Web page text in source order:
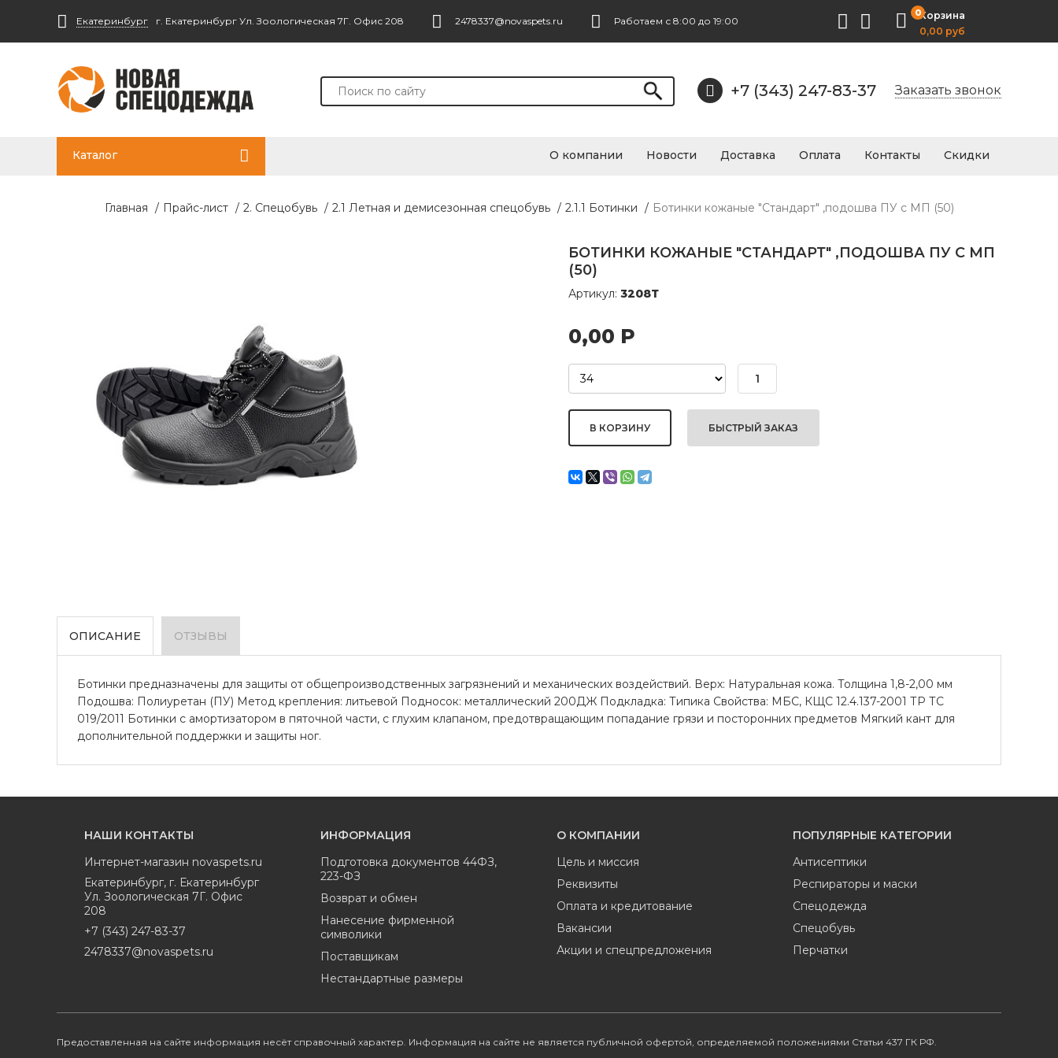
Екатеринбург г. Екатеринбург Ул. Зоологическая 7Г. Офис 208 2478337@novaspets.ru Работаем с 8:00 до 19:00
0Корзина
0,00 руб
+7 (343) 247-83-37 Заказать звонок
Каталог О компании Новости Доставка Оплата Контакты Скидки
Главная / Прайс-лист / 2. Спецобувь / 2.1 Летная и демисезонная спецобувь / 2.1.1 Ботинки / Ботинки кожаные "Стандарт" ,подошва ПУ с МП (50)
БОТИНКИ КОЖАНЫЕ "СТАНДАРТ" ,ПОДОШВА ПУ С МП
(50)
Артикул: 3208Т
0,00 Р
БЫСТРЫЙ ЗАКАЗ
ОПИСАНИЕ ОТЗЫВЫ
Ботинки предназначены для защиты от общепроизводственных загрязнений и механических воздействий. Верх: Натуральная кожа. Толщина 1,8-2,00 мм
Подошва: Полиуретан (ПУ) Метод крепления: литьевой Подносок: металлический 200ДЖ Подкладка: Типика Свойства: МБС, КЩС 12.4.137-2001 ТР ТС
019/2011 Ботинки с амортизатором в пяточной части, с глухим клапаном, предотвращающим попадание грязи и посторонних предметов Мягкий кант для
дополнительной поддержки и защиты ног.
НАШИ КОНТАКТЫ
Интернет-магазин novaspets.ru
Екатеринбург, г. Екатеринбург
Ул. Зоологическая 7Г. Офис
208
+7 (343) 247-83-37
2478337@novaspets.ru
ИНФОРМАЦИЯ
Подготовка документов 44ФЗ,
223-ФЗ
Возврат и обмен
Нанесение фирменной
символики
Поставщикам
Нестандартные размеры
О КОМПАНИИ
Цель и миссия
Реквизиты
Оплата и кредитование
Вакансии
Акции и спецпредложения
ПОПУЛЯРНЫЕ КАТЕГОРИИ
Антисептики
Респираторы и маски
Спецодежда
Спецобувь
Перчатки
Предоставленная на сайте информация несёт справочный характер. Информация на сайте не является публичной офертой, определяемой положениями Статьи 437 ГК РФ.